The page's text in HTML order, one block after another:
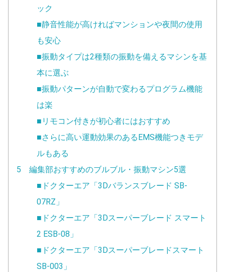
ック
■静音性能が高ければマンションや夜間の使用
も安心
■振動タイプは2種類の振動を備えるマシンを基
本に選ぶ
■振動パターンが自動で変わるプログラム機能
は楽
■リモコン付きが初心者にはおすすめ
■さらに高い運動効果のあるEMS機能つきモデ
ルもある
5 編集部おすすめのブルブル・振動マシン5選
■ドクターエア「3Dバランスブレード SB-
07RZ」
■ドクターエア「3Dスーパーブレード スマート
2 ESB-08」
■ドクターエア「3Dスーパーブレードスマート
SB-003」